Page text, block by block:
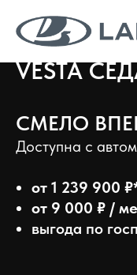
VESTA
СМЕЛО
Доступна с
от 1 239 900
от 9 000 ₽ /
выгода по